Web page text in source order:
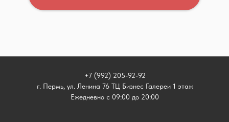
+7 (992) 205-92-92
г. Пермь, ул. Ленина 76 ТЦ Бизнес Галереи 1 этаж
Ежедневно с 09:00 до 20:00